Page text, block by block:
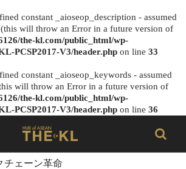
constant _aioseop_description - assumed
will throw an Error in a future version of
the-kl.com/public_html/wp-
PCSP2017-V3/header.php on line 33
constant _aioseop_keywords - assumed
will throw an Error in a future version of
the-kl.com/public_html/wp-
PCSP2017-V3/header.php on line 36
チェーン革命